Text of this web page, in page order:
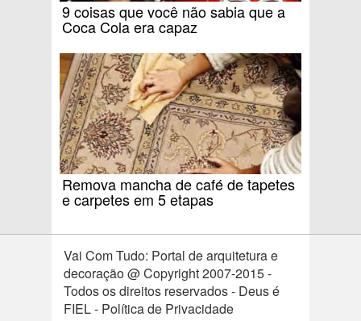
9 coisas que você não sabia que a
Coca Cola era capaz
Remova mancha de café de tapetes
e carpetes em 5 etapas
Vai Com Tudo: Portal de arquitetura e
decoração @ Copyright 2007-2015 -
Todos os direitos reservados - Deus é
FIEL - Política de Privacidade